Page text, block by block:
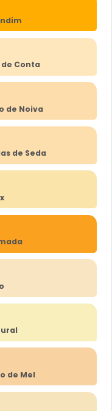
de Conta
de Noiva
de Seda
de Mel